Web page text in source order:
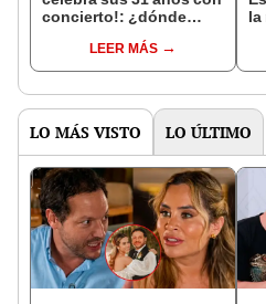
concierto!: ¿dónde
LEER MÁS
la
LO MÁS VISTO LO ÚLTIMO